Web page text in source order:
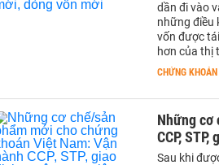
dần đi vào
những điều
vốn được
hơn của thị
CHỨNG KHOÁN
Những cơ
CCP,
Sau khi